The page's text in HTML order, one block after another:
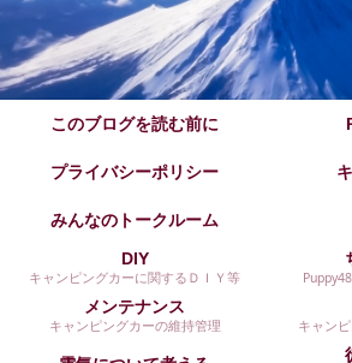
このブログを読む前に
プライバシーポリシー
みんなのトークルーム
DIY
キャンピングカーに関するＤＩＹ等
メンテナンス
キャンピングカーの維持管理 キャン